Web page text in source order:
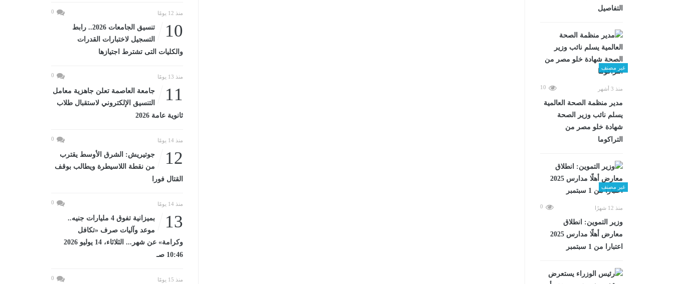
التفاصيل
غير مصنف
منذ 3 أشهر 10
مدير منظمة الصحة العالمية
يسلم نائب وزير الصحة
شهادة خلو مصر من
التراكوما
غير مصنف
منذ 12 شهرًا 0
وزير التموين: انطلاق
معارض أهلًا مدارس 2025
اعتبارا من 1 سبتمبر
منذ 12 يومًا 0
10
تنسيق الجامعات 2026.. رابط
التسجيل لاختبارات القدرات
والكليات التى تشترط اجتيازها
منذ 13 يومًا 0
11
جامعة العاصمة تعلن جاهزية معامل
التنسيق الإلكتروني لاستقبال طلاب
ثانوية عامة 2026
منذ 14 يومًا 0
12
جوتيريش: الشرق الأوسط يقترب
من نقطة اللاسيطرة ويطالب بوقف
القتال فورا
منذ 14 يومًا 0
13
بميزانية تفوق 4 مليارات جنيه..
موعد وآليات صرف «تكافل
وكرامة» عن شهر... الثلاثاء، 14 يوليو 2026
10:46 صـ
منذ 15 يومًا 0